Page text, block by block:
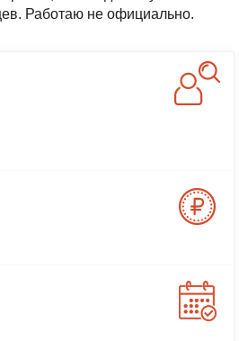
Работаю не официально.